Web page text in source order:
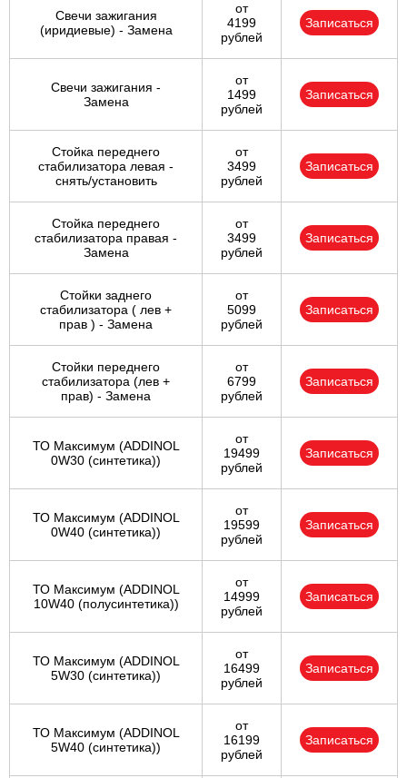
Свечи зажигания
(иридиевые) - Замена
от
4199
рублей
Записаться
Свечи зажигания -
Замена
от
1499
рублей
Записаться
Стойка переднего
стабилизатора левая -
снять/установить
от
3499
рублей
Записаться
Стойка переднего
стабилизатора правая -
Замена
от
3499
рублей
Записаться
Стойки заднего
стабилизатора ( лев +
прав ) - Замена
от
5099
рублей
Записаться
Стойки переднего
стабилизатора (лев +
прав) - Замена
от
6799
рублей
Записаться
ТО Максимум (ADDINOL
0W30 (синтетика))
от
19499
рублей
Записаться
ТО Максимум (ADDINOL
0W40 (синтетика))
от
19599
рублей
Записаться
ТО Максимум (ADDINOL
10W40 (полусинтетика))
от
14999
рублей
Записаться
ТО Максимум (ADDINOL
5W30 (синтетика))
от
16499
рублей
Записаться
ТО Максимум (ADDINOL
5W40 (синтетика))
от
16199
рублей
Записаться